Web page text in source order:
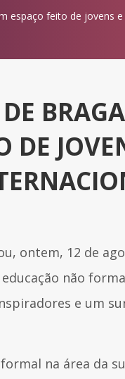
espaço feito de jovens
DE
ontem, 12 de
não
e um
na área da